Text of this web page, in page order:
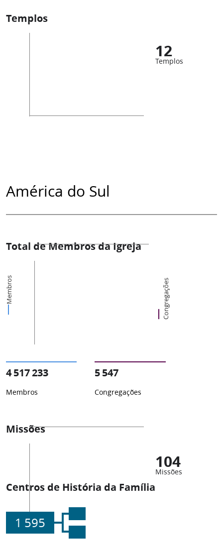
Templos
12
Templos
América do Sul
Total de Membros da Igreja
Membros Congregações
4 517 233
Membros
5 547
Congregações
Missões
104
Missões
Centros de História da Família
1 595